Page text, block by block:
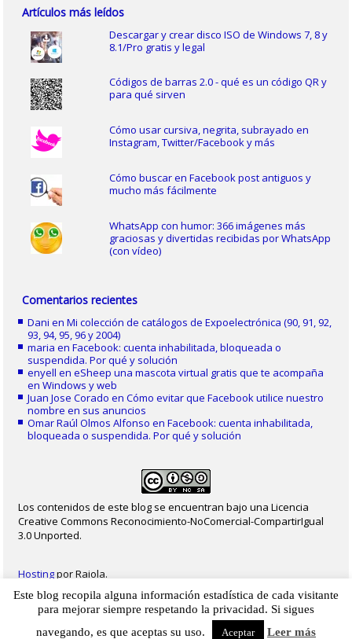
Artículos más leídos
Descargar y crear disco ISO de Windows 7, 8 y
8.1/Pro gratis y legal
Códigos de barras 2.0 - qué es un código QR y
para qué sirven
Cómo usar cursiva, negrita, subrayado en
Instagram, Twitter/Facebook y más
Cómo buscar en Facebook post antiguos y
mucho más fácilmente
WhatsApp con humor: 366 imágenes más
graciosas y divertidas recibidas por WhatsApp
(con vídeo)
Comentarios recientes
Dani enMi colección de catálogos de Expoelectrónica (90, 91, 92,
93, 94, 95, 96 y 2004)
maria enFacebook: cuenta inhabilitada, bloqueada o
suspendida. Por qué y solución
enyell eneSheep una mascota virtual gratis que te acompaña
en Windows y web
Juan Jose Corado enCómo evitar que Facebook utilice nuestro
nombre en sus anuncios
Omar Raúl Olmos Alfonso enFacebook: cuenta inhabilitada,
bloqueada o suspendida. Por qué y solución
Los contenidos de este blog se encuentran bajo una Licencia
Creative Commons Reconocimiento-NoComercial-CompartirIgual
3.0 Unported.
Hostingpor Raiola.
2023 - Christian Delgado von Eitzen| Inicio | Contacto | Mapa web|Aviso legal
|
Privacidad Cookies
Este blog recopila alguna información estadística de cada visitante
para mejorar siempre respetando la privacidad. Si sigues
navegando, es que aceptas su uso.
Aceptar Leer más